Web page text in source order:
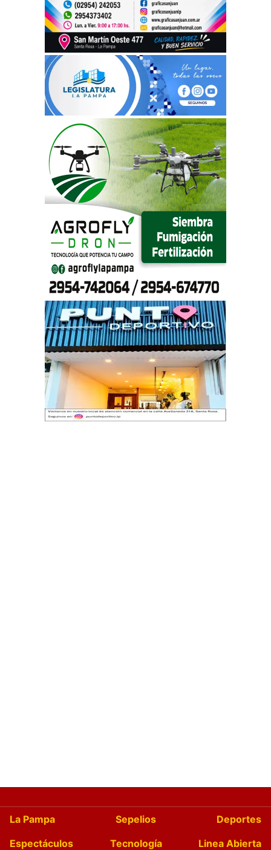
La Pampa Sepelios
Deportes
Espectáculos
Tecnología
Linea Abierta